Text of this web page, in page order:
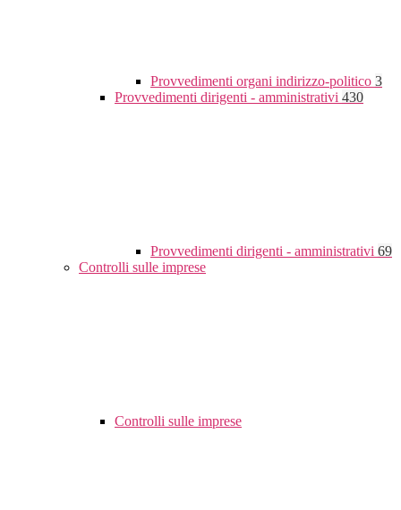
Provvedimenti organi indirizzo-politico 3
Provvedimenti dirigenti - amministrativi 430
Provvedimenti dirigenti - amministrativi 69
Controlli sulle imprese
Controlli sulle imprese